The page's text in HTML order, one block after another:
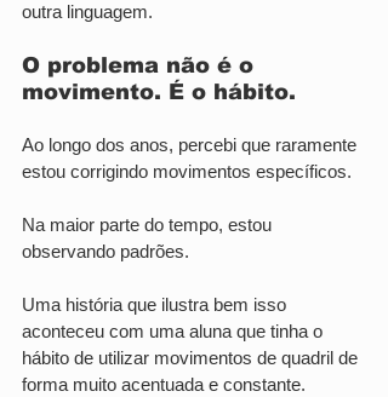
outra linguagem.
O problema não é o
movimento. É o hábito.
Ao longo dos anos, percebi que raramente
estou corrigindo movimentos específicos.
Na maior parte do tempo, estou
observando padrões.
Uma história que ilustra bem isso
aconteceu com uma aluna que tinha o
hábito de utilizar movimentos de quadril de
forma muito acentuada e constante.